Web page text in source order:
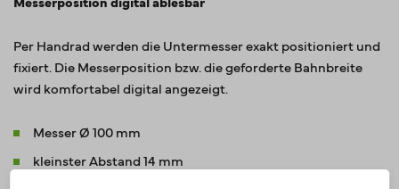
Per Handrad werden die Untermesser exakt positioniert und
fixiert. Die Messerposition bzw. die geforderte Bahnbreite
wird komfortabel digital angezeigt.
Messer Ø 100 mm
kleinster Abstand 14 mm